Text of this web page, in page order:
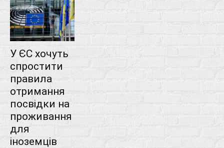
У ЄС хочуть
спростити
правила
отримання
посвідки на
проживання
для
іноземців